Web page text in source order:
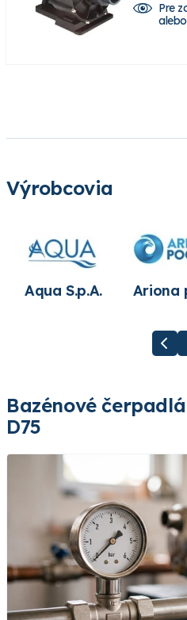
Pre
alebo
Výrobcovia
Aqua S.p.A. Ariona
Bazénové
D75